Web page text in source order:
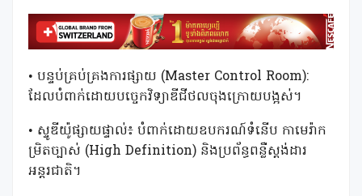
• បន្ទប់គ្រប់គ្រងការផ្សាយ (Master Control Room):
ដែលបំពាក់ដោយបច្ចេកវិទ្យាឌីជីថលចុងក្រោយបង្អស់។
• ស្ទូឌីយ៉ូផ្សាយផ្ទាល់៖ បំពាក់ដោយឧបករណ៍ទំនើប កាមេរ៉ាក
ម្រិតច្បាស់ (High Definition) និងប្រព័ន្ធពន្លឺស្តង់ដារ
អន្តរជាតិ។